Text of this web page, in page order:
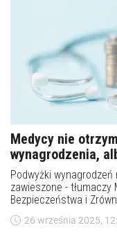
Medycy nie
wynagrodzenia,
Podwyżki
zawieszone - tłumaczy
Bezpieczeństwa i
Szpitali, Forum
ustawy podwyżkowej?
26 września 2025,